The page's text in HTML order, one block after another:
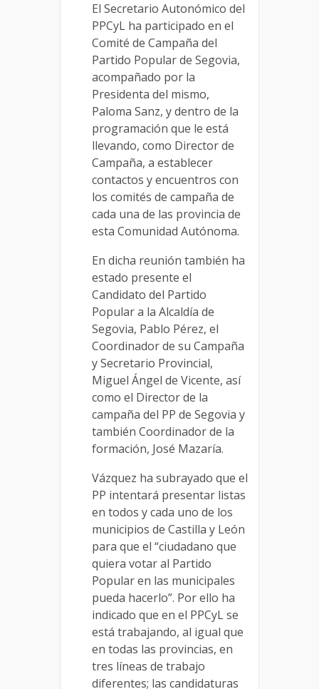
El Secretario Autonómico del
PPCyL ha participado en el
Comité de Campaña del
Partido Popular de Segovia,
acompañado por la
Presidenta del mismo,
Paloma Sanz, y dentro de la
programación que le está
llevando, como Director de
Campaña, a establecer
contactos y encuentros con
los comités de campaña de
cada una de las provincia de
esta Comunidad Autónoma.
En dicha reunión también ha
estado presente el
Candidato del Partido
Popular a la Alcaldía de
Segovia, Pablo Pérez, el
Coordinador de su Campaña
y Secretario Provincial,
Miguel Ángel de Vicente, así
como el Director de la
campaña del PP de Segovia y
también Coordinador de la
formación, José Mazaría.
Vázquez ha subrayado que el
PP intentará presentar listas
en todos y cada uno de los
municipios de Castilla y León
para que el “ciudadano que
quiera votar al Partido
Popular en las municipales
pueda hacerlo”. Por ello ha
indicado que en el PPCyL se
está trabajando, al igual que
en todas las provincias, en
tres líneas de trabajo
diferentes; las candidaturas